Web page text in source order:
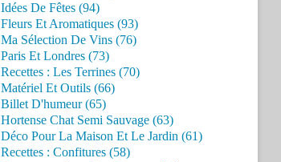
Idées De Fêtes (94)
Fleurs Et Aromatiques (93)
Ma Sélection De Vins (76)
Paris Et Londres (73)
Recettes : Les Terrines (70)
Matériel Et Outils (66)
Billet D'humeur (65)
Hortense Chat Semi Sauvage (63)
Déco Pour La Maison Et Le Jardin (61)
Recettes : Confitures (58)